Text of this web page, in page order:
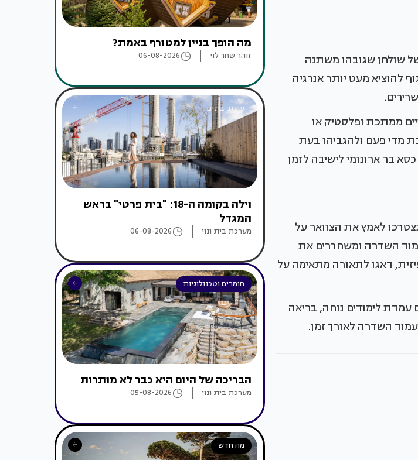
שולחן שגובהו משתנה
להוציא מעט יותר אנרגיה
ממתכת ופלסטיק או
מדי פעם ולהגביהו בעת
בר ארונומי לישיבה לזמן
לאמץ את הצוואר על
השדרה ומשחררים את
דאגו לתאורה מתאימה על
לימודים נוחה, בריאה
השדרה לאורך זמן.
מה הופך בניין למטורף באמת?
זוהר שחר לוי 06-08-2026
עיצוב בתים
וילה בקומה ה-18: "בית פרטי" בראש
המגדל
מערכת בית ונוי 06-08-2026
חומרים וטכנולוגיות
הבריכה של היום היא כבר לא מותרות
מערכת בית ונוי 05-08-2026
מה חדש